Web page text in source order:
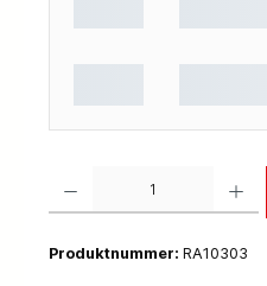
Produktnummer: RA10303